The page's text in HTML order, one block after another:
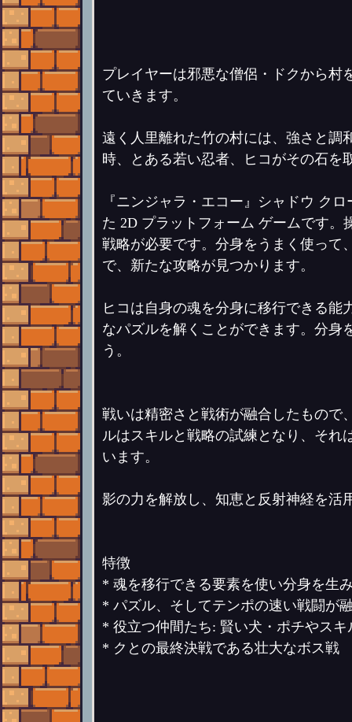
プレイヤーは邪悪な僧侶・ドクから村
ていきます。
遠く人里離れた竹の村には、強さと調
時、とある若い忍者、ヒコがその石を
『ニンジャラ・エコー』シャドウ ク
た 2D プラットフォーム ゲームです
戦略が必要です。分身をうまく使って
で、新たな攻略が見つかります。
ヒコは自身の魂を分身に移行できる
なパズルを解くことができます。分身
う。
戦いは精密さと戦術が融合したもので
ルはスキルと戦略の試練となり、それ
います。
影の力を解放し、知恵と反射神経を活
特徴
* 魂を移行できる要素を使い分身を生
* パズル、そしてテンポの速い戦闘が
* 役立つ仲間たち: 賢い犬・ポチやス
* クとの最終決戦である壮大なボス戦